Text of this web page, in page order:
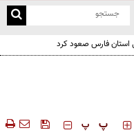
استان فارس صعود کرد
‍‍‍ پ پ